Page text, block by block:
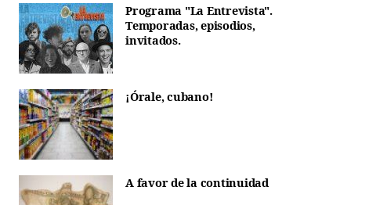
Programa "La Entrevista".
Temporadas, episodios,
invitados.
¡Órale, cubano!
A favor de la continuidad